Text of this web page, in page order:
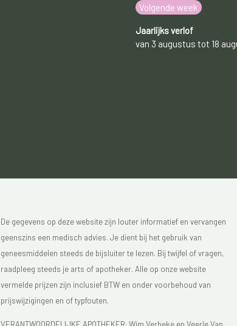
Volgende week
Jaarlijks verlof
van 3 augustus tot 18
De gegevens op deze website zijn louter informatief en vervangen
geenszins een medisch advies. Je dient bij het gebruik van
geneesmiddelen steeds de bijsluiter te lezen. Bij twijfel of vragen,
raadpleeg steeds je arts of apotheker. Alle op onze website
vermelde prijzen zijn inclusief BTW en onder voorbehoud van
prijswijzigingen en of typfouten.